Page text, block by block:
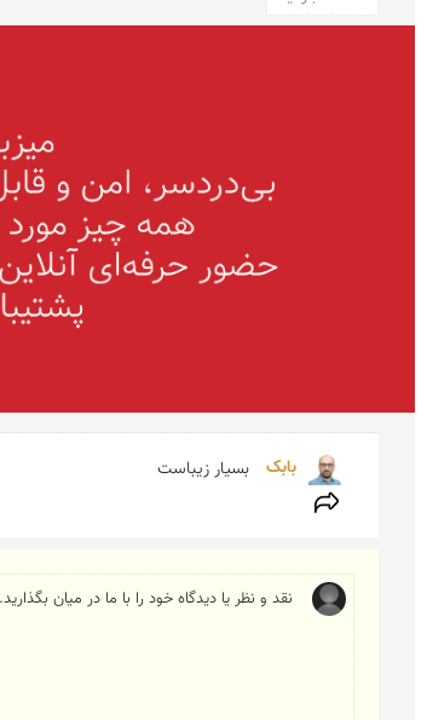
بابک بسیار زیباست